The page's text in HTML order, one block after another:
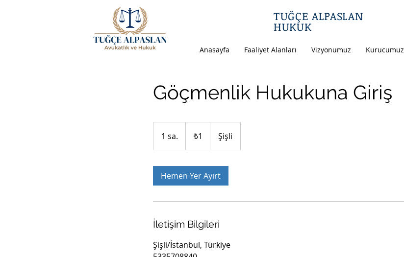
TUĞÇE ALPASLAN
HUKUK
Anasayfa Faaliyet Alanları Vizyonumuz Kurucumuz
Göçmenlik Hukukuna Giriş
1 sa.
s
lirası₺1 Şişli
Hemen Yer Ayırt
İletişim Bilgileri
Şişli/İstanbul, Türkiye